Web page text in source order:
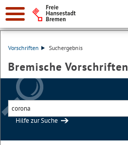
Vorschriften Suchergebnis
Bremische Vorschriften
Hilfe zur Suche